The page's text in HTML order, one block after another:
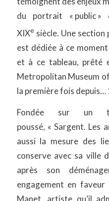
du portrait « public
XIXesiècle. Une section
est dédiée à ce
et à ce tableau, prêté
Metropolitan Museum
la première fois depuis…
Fondée sur un
poussé, « Sargent. Les
aussi la mesure des
conserve avec sa ville
après son
engagement en faveur
Manet, artiste qu’il